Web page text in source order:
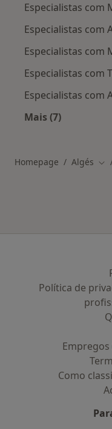
Especialistas com
Especialistas com
Especialistas com
Especialistas com
Especialistas com
Mais (7)
Homepage Algés
Política de
Empregos
Como